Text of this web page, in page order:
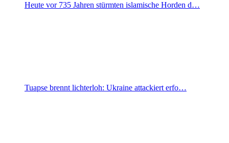
Heute vor 735 Jahren stürmten islamische Horden d…
Tuapse brennt lichterloh: Ukraine attackiert erfo…